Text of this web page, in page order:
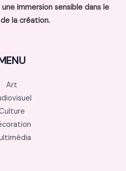
immersion sensible dans le
la création.
Art